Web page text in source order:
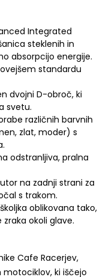
Integrated
steklenih in
absorpcijo energije.
standardu
dvojni D-obroč, ki
svetu.
različnih barvnih
zlat, moder) s
odstranljiva, pralna
na zadnji strani za
s trakom.
oblikovana tako,
okoli glave.
Cafe Racerjev,
ki iščejo